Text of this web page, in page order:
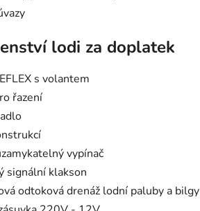
lodi za doplatek
s volantem
řazení
vypínač
signální klakson
odtoková drenáž lodní paluby a bilgy